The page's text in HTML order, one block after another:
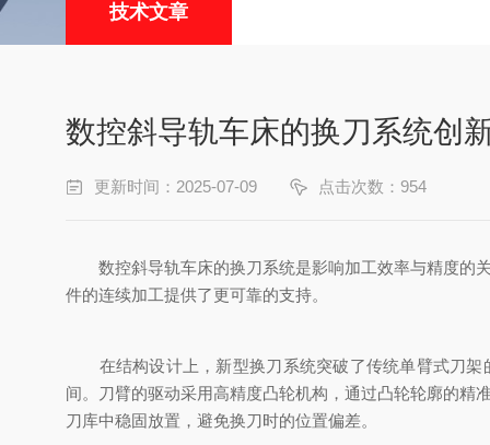
技术文章
数控斜导轨车床的换刀系统创
更新时间：2025-07-09 点击次数：954
数控斜导轨车床的换刀系统是影响加工效率与精度的关
件的连续加工提供了更可靠的支持。
在结构设计上，新型换刀系统突破了传统单臂式刀架
间。刀臂的驱动采用高精度凸轮机构，通过凸轮轮廓的精
刀库中稳固放置，避免换刀时的位置偏差。